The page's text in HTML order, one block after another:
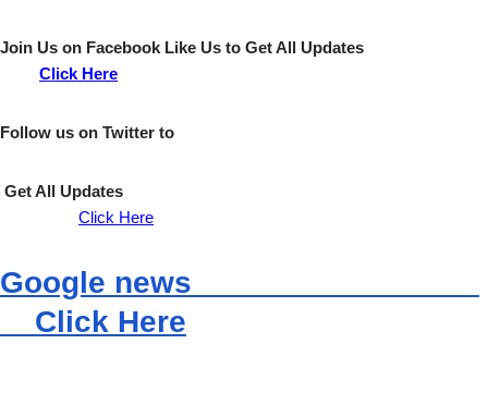
Join Us on Facebook Like Us to Get All Updates
Click Here
Follow us on Twitter to
Get All Updates
Click Here
Google news
Click Here